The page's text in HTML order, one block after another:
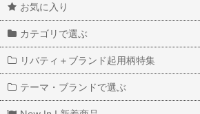
お気に入り
カテゴリで選ぶ
リバティ＋ブランド起用柄特集
テーマ・ブランドで選ぶ